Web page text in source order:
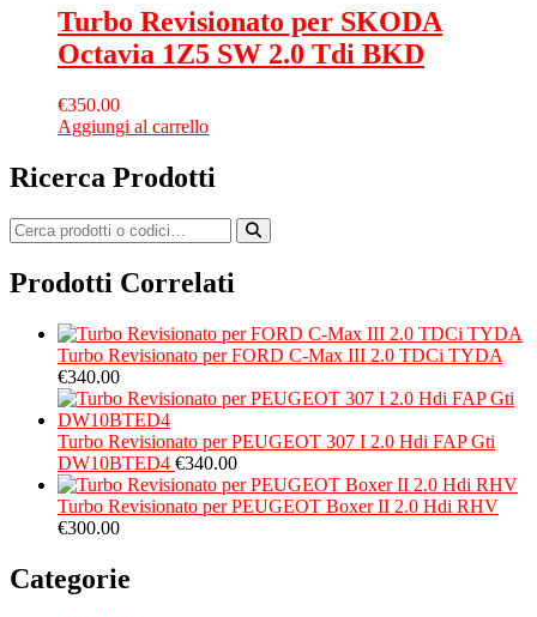
Turbo Revisionato per SKODA
Octavia 1Z5 SW 2.0 Tdi BKD
€350.00
Aggiungi al carrello
Ricerca Prodotti
Prodotti Correlati
Turbo Revisionato per FORD C-Max III 2.0 TDCi TYDA
€340.00
Turbo Revisionato per PEUGEOT 307 I 2.0 Hdi FAP Gti
DW10BTED4 €340.00
Turbo Revisionato per PEUGEOT Boxer II 2.0 Hdi RHV
€300.00
Categorie